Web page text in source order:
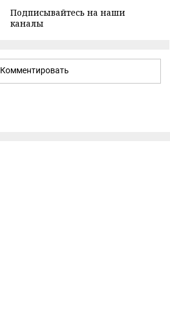
Подписывайтесь на наши
каналы
Комментировать